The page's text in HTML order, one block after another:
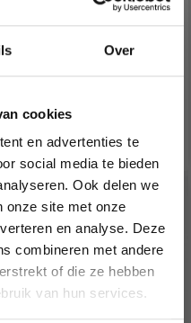
Over
cookies
en advertenties te
social media te bieden
Ook delen we
onze site met onze
en analyse. Deze
combineren met andere
of die ze hebben
van hun services.
Aantal
Voeg toe aan
winkelwagen
50 %
nos soldes et